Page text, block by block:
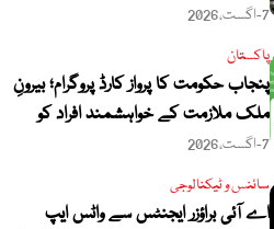
مسودے کا جائزہ
7-اگست،2026
پاکستان
پنجاب حکومت کا پرواز کارڈ پروگرام؛ بیرونِ
ملک ملازمت کے خواہشمند افراد کو
بلاسود مالی امداد
7-اگست،2026
سائنس و ٹیکنالوجی
اے آئی براؤزر ایجنٹس سے واٹس ایپ